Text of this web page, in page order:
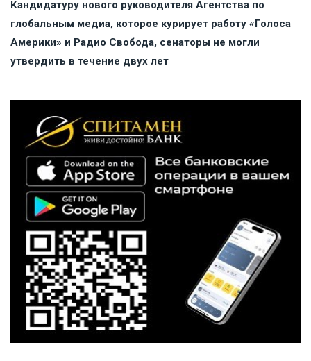
Кандидатуру нового руководителя Агентства по
глобальным медиа, которое курирует работу «Голоса
Америки» и Радио Свобода, сенаторы не могли
утвердить в течение двух лет